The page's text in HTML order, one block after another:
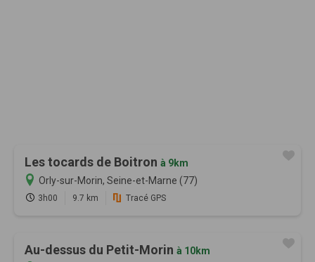
Les tocards de Boitron à 9km
Orly-sur-Morin, Seine-et-Marne (77)
3h00 9.7 km Tracé GPS
Au-dessus du Petit-Morin à 10km